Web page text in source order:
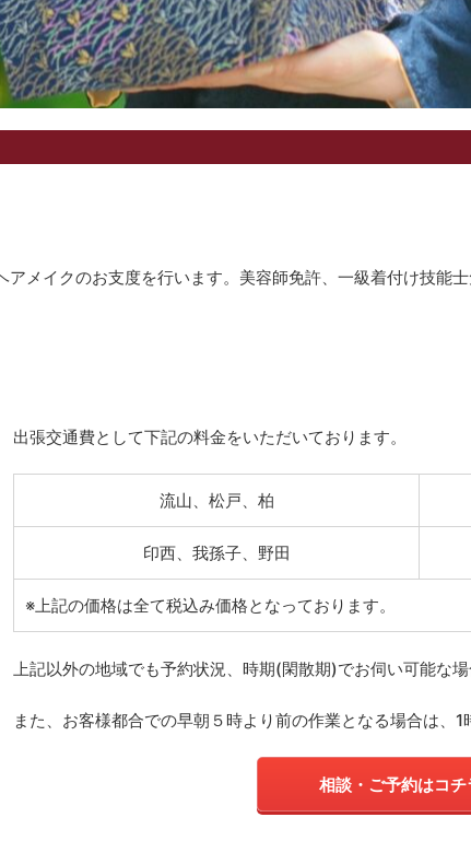
メイクのお支度を行います。美容師免許、一級着付け技能
出張交通費として下記の料金をいただいております。
流山、松戸、柏
印西、我孫子、野田
※上記の価格は全て税込み価格となっております。
上記以外の地域でも予約状況、時期(閑散期)でお伺い可能な
また、お客様都合での早朝５時より前の作業となる場合は、1
相談・ご予約はコチ